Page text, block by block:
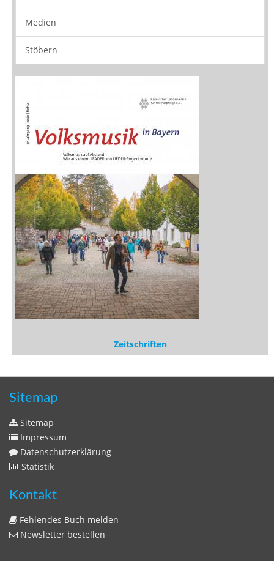
Medien
Stöbern
Sitemap
Sitemap
Impressum
Datenschutzerklärung
Statistik
Kontakt
Fehlendes Buch melden
Newsletter bestellen